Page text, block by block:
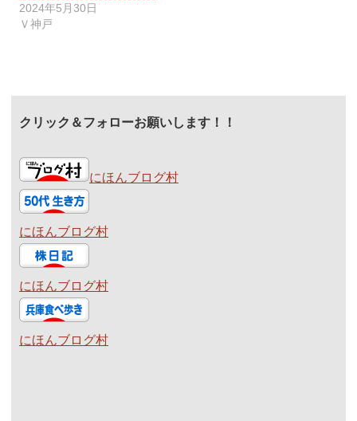
2024年5月30日
Ｖ神戸
クリック＆フォローお願いします！！
にほんブログ村
にほんブログ村
にほんブログ村
にほんブログ村